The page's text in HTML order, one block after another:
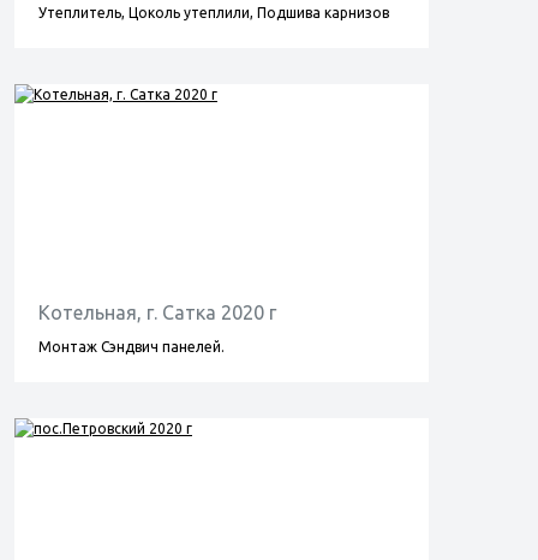
Утеплитель, Цоколь утеплили, Подшива карнизов
Котельная, г. Сатка 2020 г
Монтаж Сэндвич панелей.